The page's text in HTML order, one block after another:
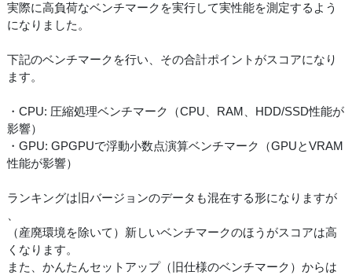
実際に高負荷なベンチマークを実行して実性能を測定するよう
になりました。
下記のベンチマークを行い、その合計ポイントがスコアになり
ます。
・CPU: 圧縮処理ベンチマーク（CPU、RAM、HDD/SSD性能が
影響）
・GPU: GPGPUで浮動小数点演算ベンチマーク（GPUとVRAM
性能が影響）
ランキングは旧バージョンのデータも混在する形になりますが
（産廃環境を除いて）新しいベンチマークのほうがスコアは高
くなります。
また、かんたんセットアップ（旧仕様のベンチマーク）からは